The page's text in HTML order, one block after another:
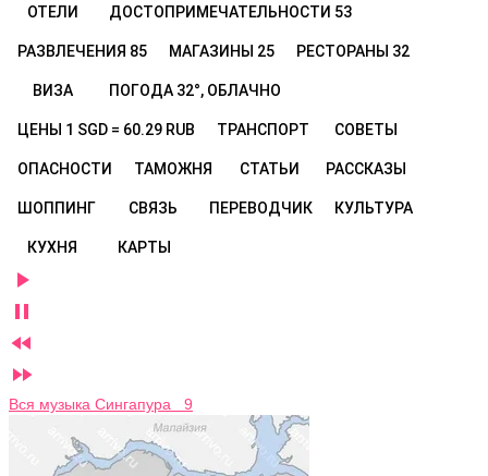
ОТЕЛИ ДОСТОПРИМЕЧАТЕЛЬНОСТИ 53
РАЗВЛЕЧЕНИЯ 85 МАГАЗИНЫ 25 РЕСТОРАНЫ 32
ВИЗА ПОГОДА 32°, ОБЛАЧНО
ЦЕНЫ 1 SGD = 60.29 RUB ТРАНСПОРТ СОВЕТЫ
ОПАСНОСТИ ТАМОЖНЯ СТАТЬИ РАССКАЗЫ
ШОППИНГ СВЯЗЬ ПЕРЕВОДЧИК КУЛЬТУРА
КУХНЯ КАРТЫ




Вся музыка Сингапура 9